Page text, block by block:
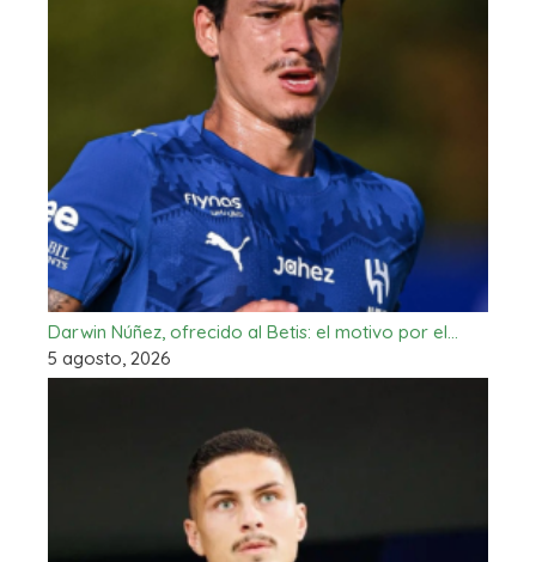
Darwin Núñez, ofrecido al Betis: el motivo por el…
5 agosto, 2026